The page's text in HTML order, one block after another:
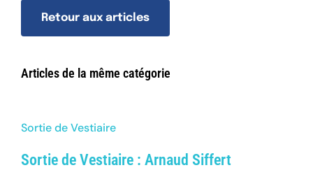
Retour aux articles
Articles de la même catégorie
Sortie de Vestiaire
Sortie de Vestiaire : Arnaud Siffert